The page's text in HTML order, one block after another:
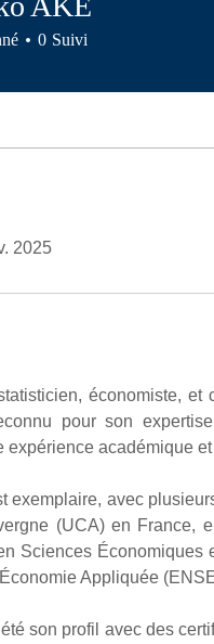
0 Suivi
2025
économiste,
pour son
expérience académique
exemplaire, avec
(UCA) en France,
Sciences Économiques
Appliquée
son profil avec des